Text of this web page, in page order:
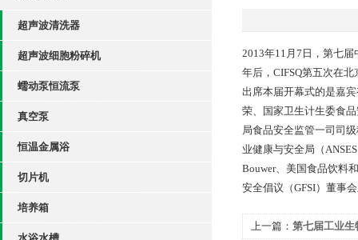
超声波清洗器
超声波细胞粉碎机
蠕动泵恒流泵
真空泵
恒温金属浴
切片机
培养箱
2013年11月7日，第七
年后，CIFSQ第五次在北
出席本届开幕式的是嘉
荣、国家卫生计生委食
局食品安全监管一司司
业健康与安全局（
Bouwer、美国食品饮料
安全倡议（GFSI）董事
上一篇： 第七届工业生